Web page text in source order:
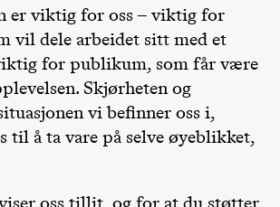
er viktig for oss – viktig for
vil dele arbeidet sitt med et
for publikum, som får være
Skjørheten og
vi befinner oss i,
til å ta vare på selve øyeblikket,